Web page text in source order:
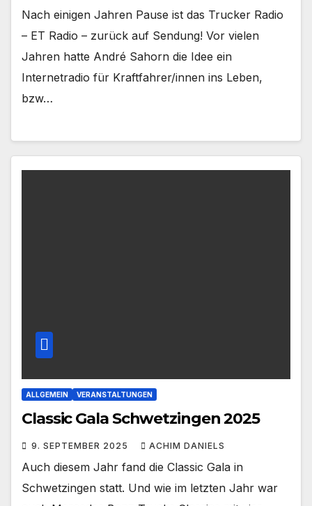
Nach einigen Jahren Pause ist das Trucker Radio
– ET Radio – zurück auf Sendung! Vor vielen
Jahren hatte André Sahorn die Idee ein
Internetradio für Kraftfahrer/innen ins Leben,
bzw…
ALLGEMEIN VERANSTALTUNGEN
Classic Gala Schwetzingen 2025
9. SEPTEMBER 2025 ACHIM DANIELS
Auch diesem Jahr fand die Classic Gala in
Schwetzingen statt. Und wie im letzten Jahr war